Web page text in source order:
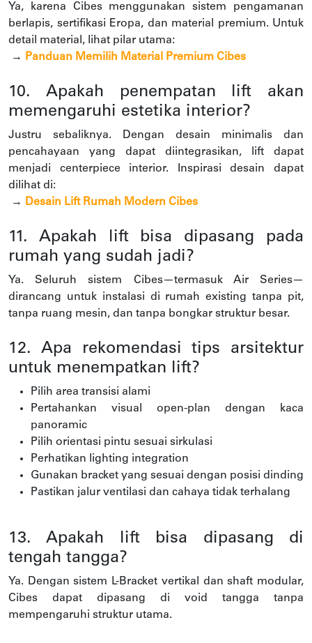
Ya, karena Cibes menggunakan sistem pengamanan
berlapis, sertifikasi Eropa, dan material premium. Untuk
detail material, lihat pilar utama:
→
Panduan Memilih Material Premium Cibes
10. Apakah penempatan lift akan
memengaruhi estetika interior?
Justru sebaliknya. Dengan desain minimalis dan
pencahayaan yang dapat diintegrasikan, lift dapat
menjadi centerpiece interior. Inspirasi desain dapat
dilihat di:
→
Desain Lift Rumah Modern Cibes
11. Apakah lift bisa dipasang pada
rumah yang sudah jadi?
Ya. Seluruh sistem Cibes—termasuk Air Series—
dirancang untuk instalasi di rumah existing tanpa pit,
tanpa ruang mesin, dan tanpa bongkar struktur besar.
12. Apa rekomendasi tips arsitektur
untuk menempatkan lift?
Pilih area transisi alami
Pertahankan visual open-plan dengan kaca
panoramic
Pilih orientasi pintu sesuai sirkulasi
Perhatikan lighting integration
Gunakan bracket yang sesuai dengan posisi dinding
Pastikan jalur ventilasi dan cahaya tidak terhalang
13. Apakah lift bisa dipasang di
tengah tangga?
Ya. Dengan sistem L-Bracket vertikal dan shaft modular,
Cibes dapat dipasang di void tangga tanpa
mempengaruhi struktur utama.